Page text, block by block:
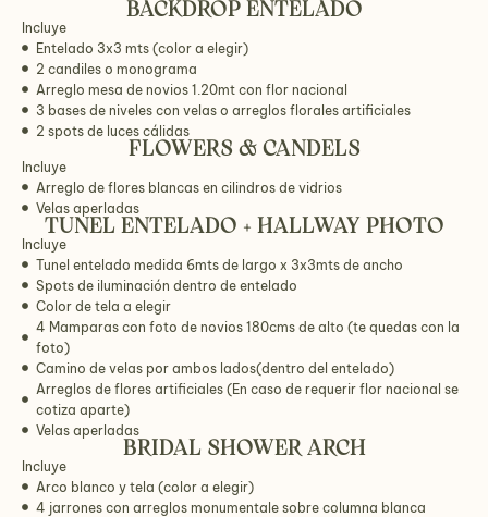
BACKDROP ENTELADO
Incluye
Entelado 3x3 mts (color a elegir)
2 candiles o monograma
Arreglo mesa de novios 1.20mt con flor nacional
3 bases de niveles con velas o arreglos florales artificiales
2 spots de luces cálidas
FLOWERS & CANDELS
Incluye
Arreglo de flores blancas en cilindros de vidrios
Velas aperladas
TUNEL ENTELADO + HALLWAY PHOTO
Incluye
Tunel entelado medida 6mts de largo x 3x3mts de ancho
Spots de iluminación dentro de entelado
Color de tela a elegir
4 Mamparas con foto de novios 180cms de alto (te quedas con la
foto)
Camino de velas por ambos lados(dentro del entelado)
Arreglos de flores artificiales (En caso de requerir flor nacional se
cotiza aparte)
Velas aperladas
BRIDAL SHOWER ARCH
Incluye
Arco blanco y tela (color a elegir)
4 jarrones con arreglos monumentale sobre columna blanca